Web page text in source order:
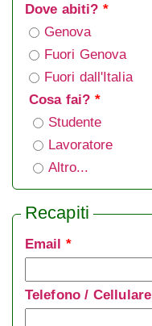
Dove abiti?*
Genova
Fuori Genova
Fuori dall'Italia
Cosa fai? *
Studente
Lavoratore
Altro...
Recapiti
Email*
Telefono / Cellulare